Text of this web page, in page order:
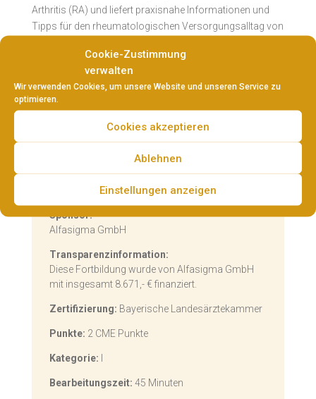
Cookie-Zustimmung
verwalten
Wir verwenden Cookies, um unsere Website und unseren Service zu
optimieren.
Cookies akzeptieren
Ablehnen
Einstellungen anzeigen
Arthritis (RA) und liefert praxisnahe Informationen und
Tipps für den rheumatologischen Versorgungsalltag von
Autoren:
Prof. Dr. med. Gerd Burmester
Prof. Dr. med. Anja Strangfeld
Priv. Doz. Dr. med. Rebecca Hasseli-Fräbel
27.10.2025-27.10.2026
2760909014801370016
Sponsor:
Alfasigma GmbH
Transparenzinformation:
Diese Fortbildung wurde von Alfasigma GmbH
mit insgesamt 8.671,- € finanziert.
Zertifizierung: Bayerische Landesärztekammer
Punkte: 2 CME Punkte
Kategorie: I
Bearbeitungszeit: 45 Minuten